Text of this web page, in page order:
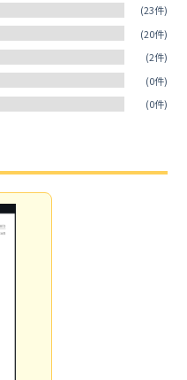
(23件)
(20件)
(2件)
(0件)
(0件)